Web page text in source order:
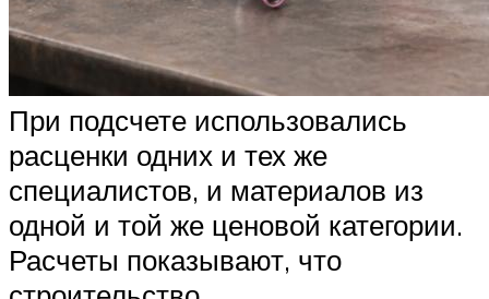
При подсчете использовались
расценки одних и тех же
специалистов, и материалов из
одной и той же ценовой категории.
Расчеты показывают, что